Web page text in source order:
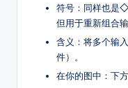
符号：同样也是◇
但用于重新组合输
含义：将多个输
件）。
在你的图中：下